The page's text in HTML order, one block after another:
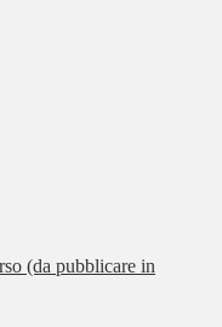
(da pubblicare in